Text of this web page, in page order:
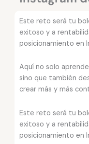
Este reto será tu
exitoso y a
posicionamiento en
Aquí no solo
sino que también
crear más y más
Este reto será tu
exitoso y a
posicionamiento en